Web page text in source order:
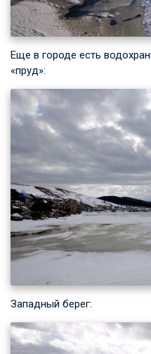
Еще в городе есть
«пруд»:
Западный берег: